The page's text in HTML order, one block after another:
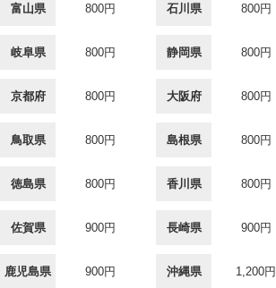
富山県 800円 石川県 800円
岐阜県 800円 静岡県 800円
京都府 800円 大阪府 800円
鳥取県 800円 島根県 800円
徳島県 800円 香川県 800円
佐賀県 900円 長崎県 900円
鹿児島県 900円 沖縄県 1,200円